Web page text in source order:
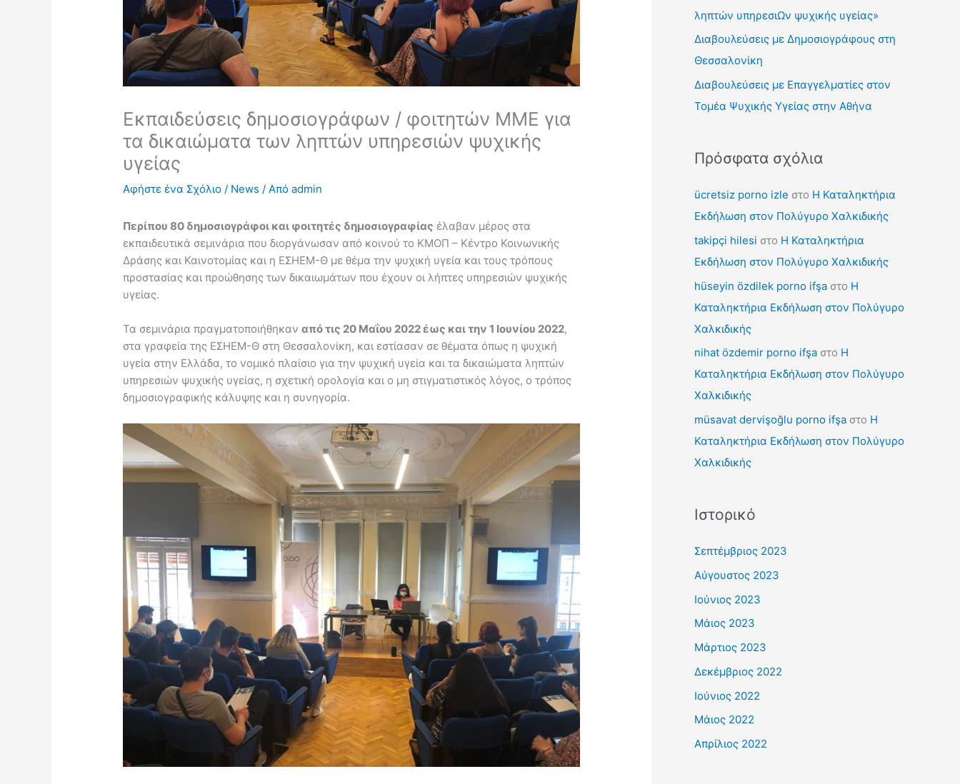
Εκπαιδεύσεις δημοσιογράφων / φοιτητών ΜΜΕ για
τα δικαιώματα των ληπτών υπηρεσιών ψυχικής
υγείας
Αφήστε ένα Σχόλιο / News / Απόadmin
Περίπου 80 δημοσιογράφοι και φοιτητές δημοσιογραφίας έλαβαν μέρος στα
εκπαιδευτικά σεμινάρια που διοργάνωσαν από κοινού το ΚΜΟΠ – Κέντρο Κοινωνικής
Δράσης και Καινοτομίας και η ΕΣΗΕΜ-Θ με θέμα την ψυχική υγεία και τους τρόπους
προστασίας και προώθησης των δικαιωμάτων που έχουν οι λήπτες υπηρεσιών ψυχικής
υγείας.
Τα σεμινάρια πραγματοποιήθηκαναπό τις 20 Μαΐου 2022 έως και την 1 Ιουνίου 2022,
στα γραφεία της ΕΣΗΕΜ-Θ στη Θεσσαλονίκη, και εστίασαν σε θέματα όπως η ψυχική
υγεία στην Ελλάδα, το νομικό πλαίσιο για την ψυχική υγεία και τα δικαιώματα ληπτών
υπηρεσιών ψυχικής υγείας, η σχετική ορολογία και ο μη στιγματιστικός λόγος, ο τρόπος
δημοσιογραφικής κάλυψης και η συνηγορία.
ι
α
:
ληπτών υπηρεσιΩν ψυχικής υγείας»
Διαβουλεύσεις με Δημοσιογράφους στη
Θεσσαλονίκη
Διαβουλεύσεις με Επαγγελματίες στον
Τομέα Ψυχικής Υγείας στην Αθήνα
Πρόσφατα σχόλια
ücretsiz porno izle στο Η Καταληκτήρια
Εκδήλωση στον Πολύγυρο Χαλκιδικής
takipçi hilesi στο Η Καταληκτήρια
Εκδήλωση στον Πολύγυρο Χαλκιδικής
hüseyin özdilek porno ifşa στο Η
Καταληκτήρια Εκδήλωση στον Πολύγυρο
Χαλκιδικής
nihat özdemir porno ifşa στο Η
Καταληκτήρια Εκδήλωση στον Πολύγυρο
Χαλκιδικής
müsavat dervişoğlu porno ifşa στο Η
Καταληκτήρια Εκδήλωση στον Πολύγυρο
Χαλκιδικής
Ιστορικό
Σεπτέμβριος 2023
Αύγουστος 2023
Ιούνιος 2023
Μάιος 2023
Μάρτιος 2023
Δεκέμβριος 2022
Ιούνιος 2022
Μάιος 2022
Απρίλιος 2022